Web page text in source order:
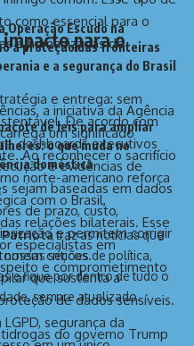
para o
e entrega: sem
De acordo com
dashboards executivos
e evidências de
sejam baseadas em dados
de prazo, custo,
e permitem corrigir
críticos.
que sustenta a
de dados sensíveis.
segurança da
como essencial para o
e humanizadas de
a iniciativa da Agência
um significado
Ao reconhecer o sacrifício
norte-americano reforça
com o Brasil,
relações bilaterais. Esse
especialistas em
e comprometimento
do governo Trump
Operação Escudo na
a proteção das fronteiras
e a segurança do Brasil
de leis para ampliar
o que muda no
doméstica
traz as notícias que
seções de política,
e fique por dentro de tudo o
sempre atualizado.